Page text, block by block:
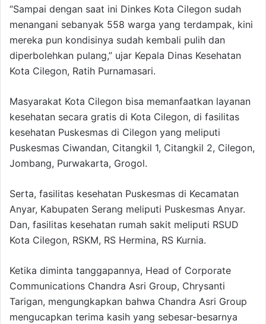
“Sampai dengan saat ini Dinkes Kota Cilegon sudah
menangani sebanyak 558 warga yang terdampak, kini
mereka pun kondisinya sudah kembali pulih dan
diperbolehkan pulang,” ujar Kepala Dinas Kesehatan
Kota Cilegon, Ratih Purnamasari.
Masyarakat Kota Cilegon bisa memanfaatkan layanan
kesehatan secara gratis di Kota Cilegon, di fasilitas
kesehatan Puskesmas di Cilegon yang meliputi
Puskesmas Ciwandan, Citangkil 1, Citangkil 2, Cilegon,
Jombang, Purwakarta, Grogol.
Serta, fasilitas kesehatan Puskesmas di Kecamatan
Anyar, Kabupaten Serang meliputi Puskesmas Anyar.
Dan, fasilitas kesehatan rumah sakit meliputi RSUD
Kota Cilegon, RSKM, RS Hermina, RS Kurnia.
Ketika diminta tanggapannya, Head of Corporate
Communications Chandra Asri Group, Chrysanti
Tarigan, mengungkapkan bahwa Chandra Asri Group
mengucapkan terima kasih yang sebesar-besarnya